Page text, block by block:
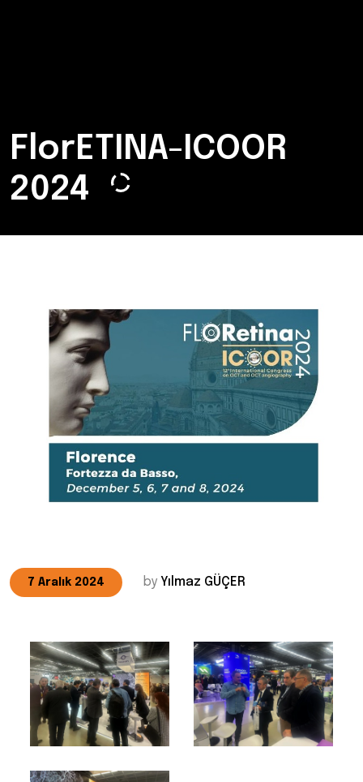
FlorETINA-ICOOR
2024
7 Aralık 2024 by Yılmaz GÜÇER